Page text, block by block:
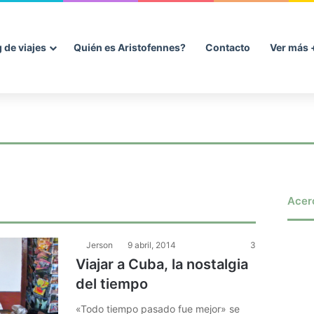
de viajes Quién es Aristofennes? Contacto Ver más
mi experiencia de viaje
francés: vía
Jerson 9 abril, 2014 3
Viajar a Cuba, la nostalgia
del tiempo
«Todo tiempo pasado fue mejor» se